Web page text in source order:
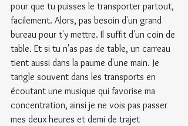
pour que tu puisses le transporter partout,
facilement. Alors, pas besoin d'un grand
bureau pour t'y mettre. Il suffit d'un coin de
table. Et si tu n'as pas de table, un carreau
tient aussi dans la paume d'une main. Je
tangle souvent dans les transports en
écoutant une musique qui favorise ma
concentration, ainsi je ne vois pas passer
mes deux heures et demi de trajet